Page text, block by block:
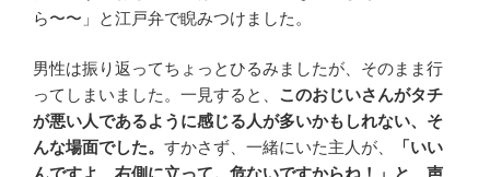
ら〜〜」と江戸弁で睨みつけました。
男性は振り返ってちょっとひるみましたが、そのまま行
ってしまいました。一見すると、 このおじいさんがタチ
が悪い人であるように感じる人が多いかもしれない、そ
んな場面でした。 すかさず、一緒にいた主人が、
「いい